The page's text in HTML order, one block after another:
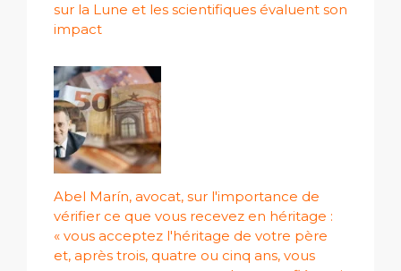
sur la Lune et les scientifiques évaluent son
impact
Abel Marín, avocat, sur l'importance de
vérifier ce que vous recevez en héritage :
« vous acceptez l'héritage de votre père
et, après trois, quatre ou cinq ans, vous